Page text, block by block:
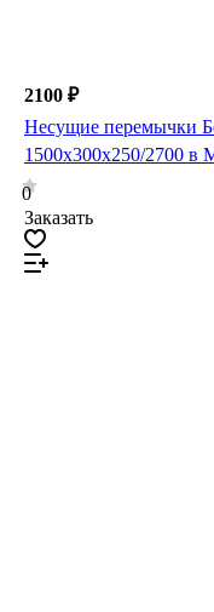
2100 ₽
Несущие перемычки
1500х300х250/2700 в
0
Заказать